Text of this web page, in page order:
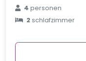
4personen
2schlafzimmer